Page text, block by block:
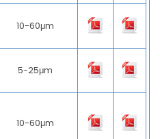
10-60μm
5-25μm
10-60μm